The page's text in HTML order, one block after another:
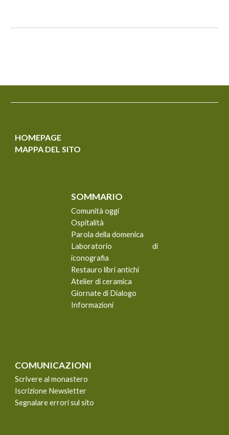
HOMEPAGE
MAPPA DEL SITO
SOMMARIO
Comunità oggi
Ospitalità
Parola della domenica
Laboratorio di
iconografia
Restauro libri antichi
Atelier di ceramica
Giornate di Dialogo
Informazioni
COMUNICAZIONI
Scrivere al monastero
Iscrizione Newsletter
Segnalare errori sul sito